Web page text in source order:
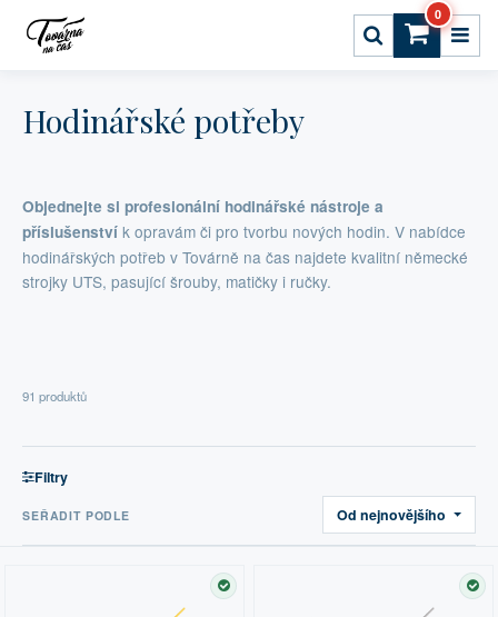
0
Hodinářské potřeby
Objednejte si profesionální hodinářské nástroje a
příslušenství k opravám či pro tvorbu nových hodin. V nabídce
hodinářských potřeb v Továrně na čas najdete kvalitní německé
strojky UTS, pasující šrouby, matičky i ručky.
91 produktů
Filtry
SEŘADIT PODLE Od nejnovějšího
SKLADEM